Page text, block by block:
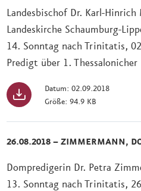
Landesbischof Dr. Karl-Hinrich
Landeskirche Schaumburg-
14. Sonntag nach Trinitatis,
Predigt über 1. Thessalonicher
Datum: 02.09.2018
Größe: 94.9 KB
26.08.2018 – ZIMMERMANN,
Dompredigerin Dr. Petra
13. Sonntag nach Trinitatis,